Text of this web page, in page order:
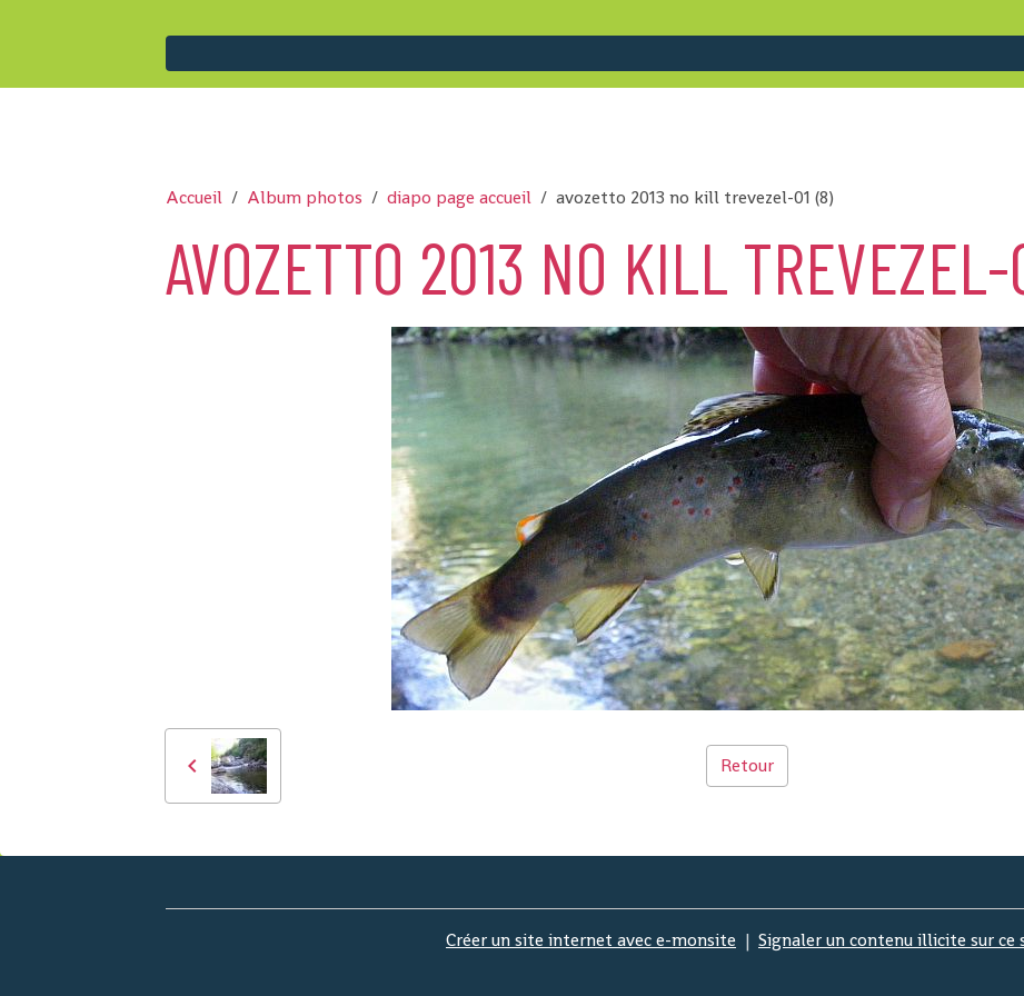
Accueil Album photos diapo page accueil avozetto 2013 no kill trevezel-01 (8)
AVOZETTO 2013 NO KILL
Retour
Créer un site internet avec e-monsite Signaler un contenu illicite sur ce